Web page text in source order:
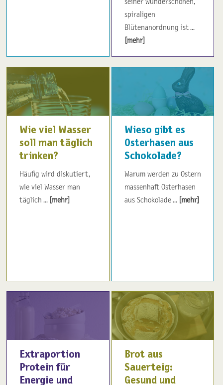
seiner wunderschönen,
spiraligen
Blütenanordnung ist ...
[mehr]
Wie viel Wasser
soll man täglich
trinken?
Häufig wird diskutiert,
wie viel Wasser man
täglich ... [mehr]
Wieso gibt es
Osterhasen aus
Schokolade?
Warum werden zu Ostern
massenhaft Osterhasen
aus Schokolade ... [mehr]
Extraportion
Protein für
Energie und
Brot aus
Sauerteig:
Gesund und